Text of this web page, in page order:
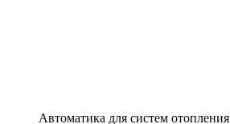
Автоматика для систем отопления